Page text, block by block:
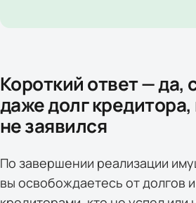
Короткий ответ — да,
даже долг
не заявился
По завершении реализации
вы освобождаетесь от долгов